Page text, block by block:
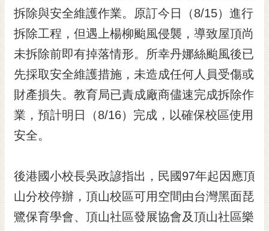
偉
哲
光
花
桐
花
祭
站
導
拆除與安全維護作業。原訂今日（8/15）進行
拆除工程，但遇上楊柳颱風侵襲，導致屋頂尚
未拆除前即有掉落情形。所幸丹娜絲颱風後已
先採取安全維護措施，未造成任何人員受傷或
財產損失。教育局已責成廠商儘速完成拆除作
業，預計明日（8/16）完成，以確保校區使用
安全。
後港國小校長吳政諺指出，民國97年起因應頂
山分校停辦，頂山校區可用空間由台灣黑面琵
鷺保育學會、頂山社區發展協會及頂山社區樂